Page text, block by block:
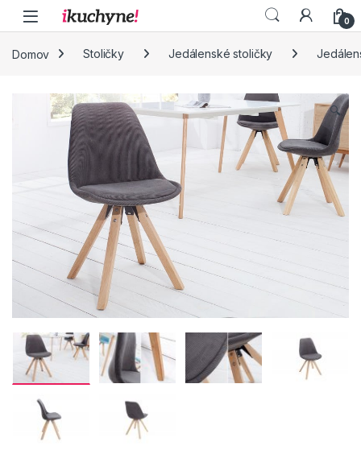
Skip to navigation
Skip to content
0
Domov Stoličky Jedálenské stoličky
🔍